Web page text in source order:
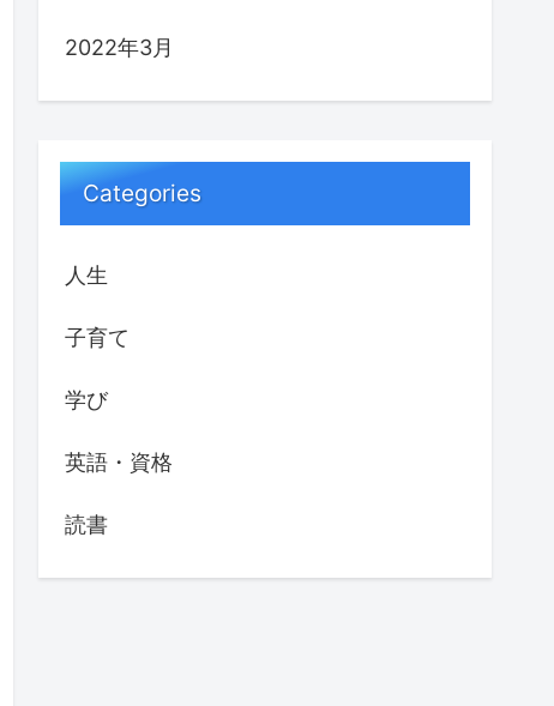
2022年3月
Categories
人生
子育て
学び
英語・資格
読書